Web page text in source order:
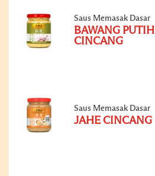
Saus Memasak Dasar
BAWANG PUTIH
CINCANG
Saus Memasak Dasar
JAHE CINCANG